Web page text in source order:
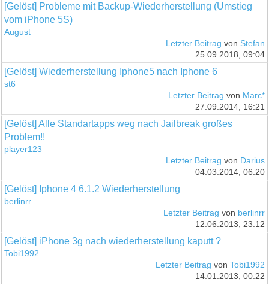
[Gelöst] Probleme mit Backup-Wiederherstellung (Umstieg
vom iPhone 5S)
August
Letzter Beitrag von Stefan
25.09.2018, 09:04
[Gelöst] Wiederherstellung Iphone5 nach Iphone 6
st6
Letzter Beitrag von Marc*
27.09.2014, 16:21
[Gelöst] Alle Standartapps weg nach Jailbreak großes
Problem!!
player123
Letzter Beitrag von Darius
04.03.2014, 06:20
[Gelöst] Iphone 4 6.1.2 Wiederherstellung
berlinrr
Letzter Beitrag von berlinrr
12.06.2013, 23:12
[Gelöst] iPhone 3g nach wiederherstellung kaputt ?
Tobi1992
Letzter Beitrag von Tobi1992
14.01.2013, 00:22